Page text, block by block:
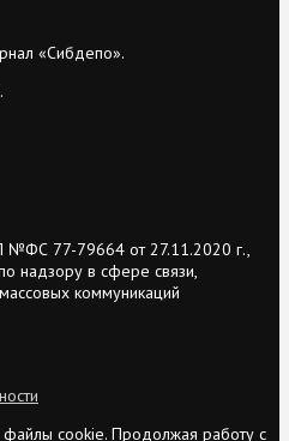
«Сибдепо».
№ФС 77-79664 от 27.11.2020 г.,
надзору в сфере связи,
коммуникаций
файлы cookie. Продолжая работу с